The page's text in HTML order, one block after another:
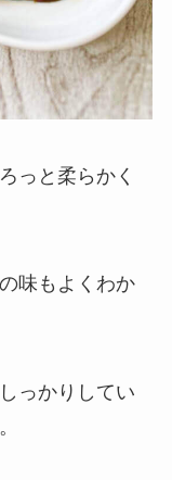
っと柔らかく
味もよくわか
っかりしてい